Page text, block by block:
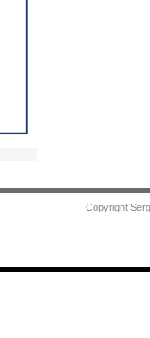
Copyright